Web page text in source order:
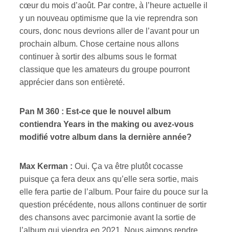
cœur du mois d’août. Par contre, à l’heure actuelle il
y un nouveau optimisme que la vie reprendra son
cours, donc nous devrions aller de l’avant pour un
prochain album. Chose certaine nous allons
continuer à sortir des albums sous le format
classique que les amateurs du groupe pourront
apprécier dans son entièreté.
Pan M 360 : Est-ce que le nouvel album
contiendra Years in the making ou avez-vous
modifié votre album dans la dernière année?
Max Kerman : Oui. Ça va être plutôt cocasse
puisque ça fera deux ans qu’elle sera sortie, mais
elle fera partie de l’album. Pour faire du pouce sur la
question précédente, nous allons continuer de sortir
des chansons avec parcimonie avant la sortie de
l’album qui viendra en 2021. Nous aimons rendre